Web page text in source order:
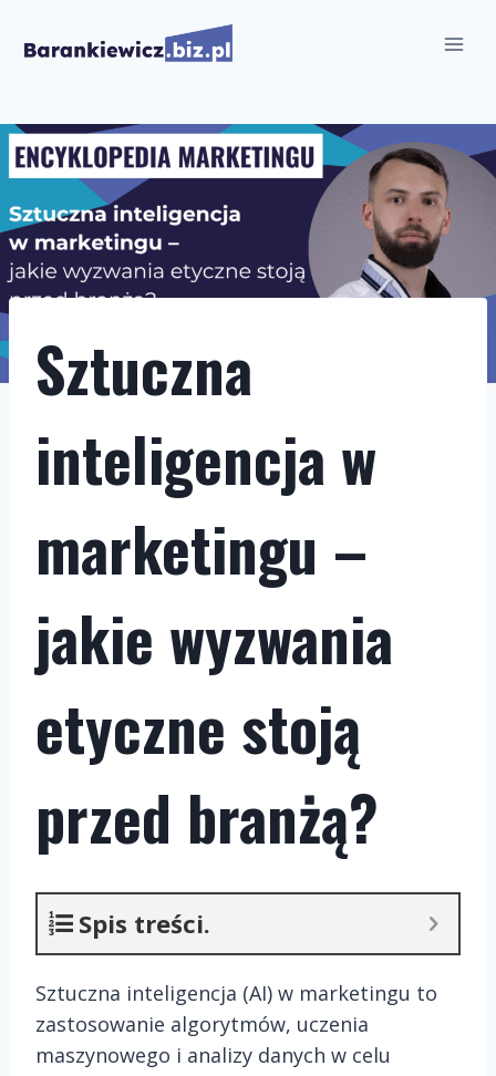
Sztuczna
inteligencja w
marketingu –
jakie wyzwania
etyczne stoją
przed branżą?
Spis treści.
Sztuczna inteligencja (AI) w marketingu to
zastosowanie algorytmów, uczenia
maszynowego i analizy danych w celu